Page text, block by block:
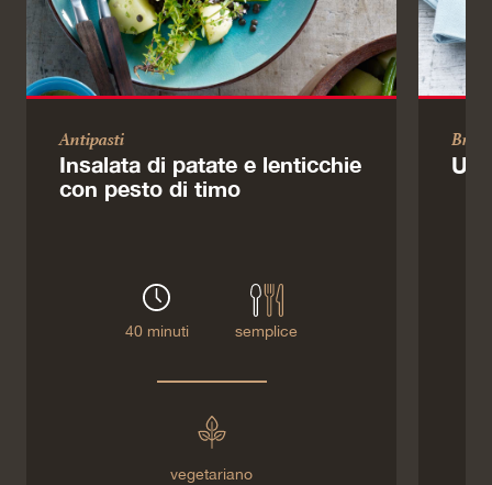
Antipasti
Insalata di patate e lenticchie
con pesto di timo
40 minuti semplice
vegetariano